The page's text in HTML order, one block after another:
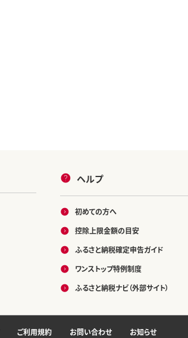
ヘルプ
初めての方へ
控除上限金額の目安
ふるさと納税確定申告ガイド
ワンストップ特例制度
ふるさと納税ナビ（外部サイト）
ご利用規約 お問い合わせ お知らせ